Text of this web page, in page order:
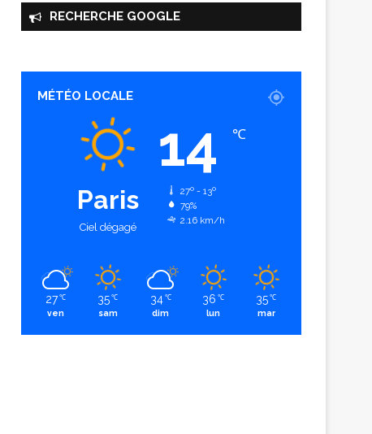
RECHERCHE GOOGLE
MÉTÉO LOCALE
Paris
Ciel dégagé
14 ℃
27º - 13º
79%
2.16 km/h
27 ℃
ven
35 ℃
sam
34 ℃
dim
36 ℃
lun
35 ℃
mar